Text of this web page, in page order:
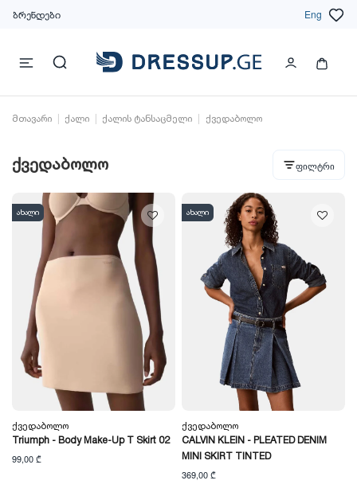
ბრენდები Eng
მთავარი ქალი ქალის ტანსაცმელი ქვედაბოლო
ქვედაბოლო ფილტრი
ახალი
Ქვედაბოლო
Triumph - Body Make-Up T Skirt 02
99,00 ₾
ახალი
Ქვედაბოლო
CALVIN KLEIN - PLEATED DENIM
MINI SKIRT TINTED
369,00 ₾